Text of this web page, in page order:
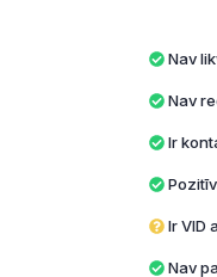
Nav
Nav
Ir
Ir VID
Nav